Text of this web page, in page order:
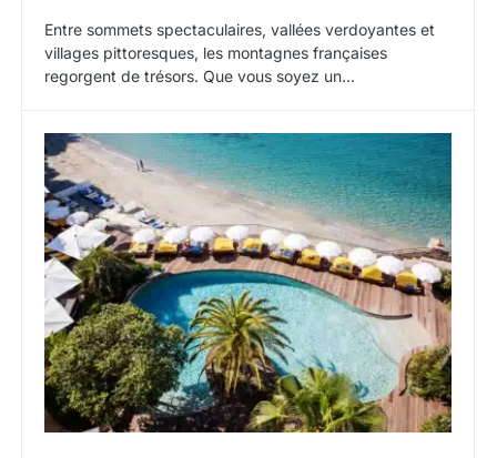
Entre sommets spectaculaires, vallées verdoyantes et
villages pittoresques, les montagnes françaises
regorgent de trésors. Que vous soyez un…